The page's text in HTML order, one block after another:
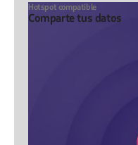
Hotspot compatible
Comparte tus datos